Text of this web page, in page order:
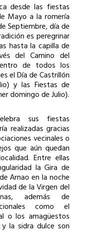
desde las fiestas
Mayo a la romería
Septiembre, día de
es peregrinar
hasta la capilla de
del Camino del
de todos los
el Día de Castrillón
y las Fiestas de
domingo de Julio).
sus fiestas
realizadas gracias
vecinales o
que aún quedan
Entre ellas
la Gira de
Arnao en la noche
de la Virgen del
además de
como el
o los amagüestos
la sidra dulce son